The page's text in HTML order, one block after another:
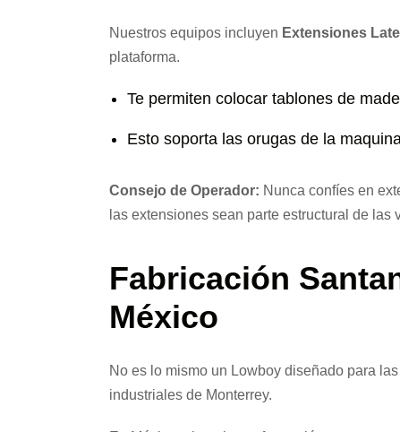
Nuestros equipos incluyen Extensiones
plataforma.
Te permiten colocar tablones de
Esto soporta las orugas de la
Consejo de Operador: Nunca confíes en
las extensiones sean parte estructural de las
Fabricación
México
No es lo mismo un Lowboy diseñado para
industriales de Monterrey.